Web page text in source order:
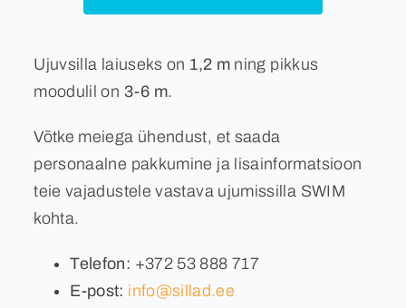
Kasulikku
Kontakt
Eesti
Ujuvsilla laiuseks on 1,2 mning pikkus
moodulil on 3-6 m.
Võtke meiega ühendust, et saada
personaalne pakkumine ja lisainformatsioon
teie vajadustele vastava ujumissilla SWIM
kohta.
Telefon: +372 53 888 717
E-post: info@sillad.ee